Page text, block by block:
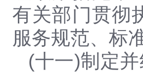
有关部门贯彻
服务规范、标
(十一)制定